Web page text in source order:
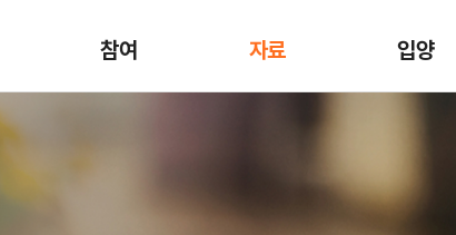
참여 자료 입양